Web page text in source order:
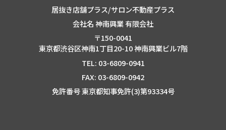
居抜き店舗プラス/サロン不動産プラス
会社名 神南興業 有限会社
〒150-0041
東京都渋谷区神南1丁目20-10 神南興業ビル7階
TEL: 03-6809-0941
FAX: 03-6809-0942
免許番号 東京都知事免許(3)第93334号